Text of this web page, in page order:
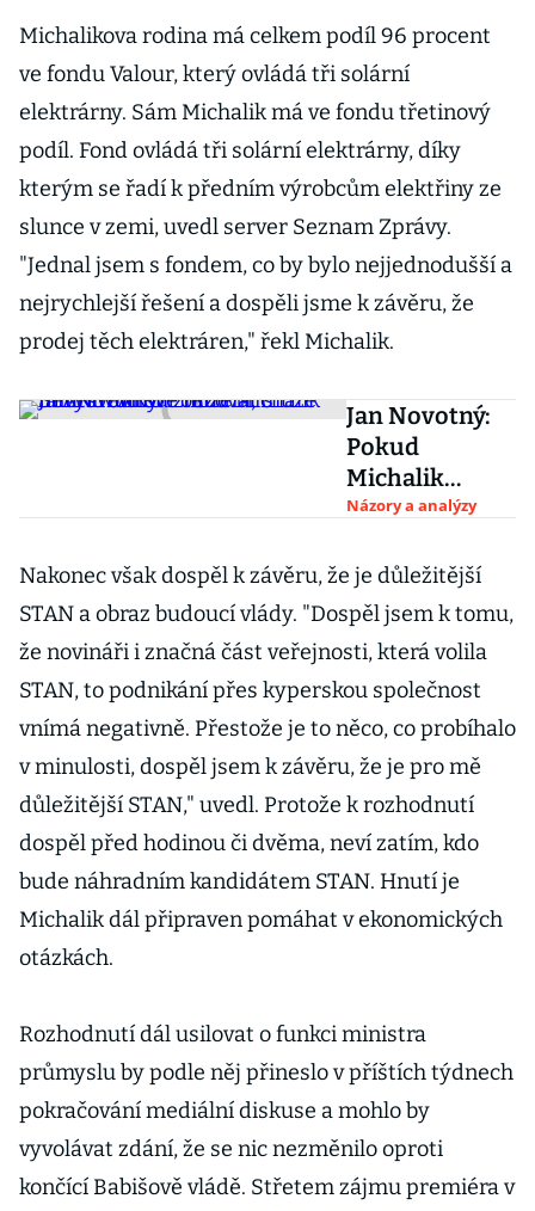
Michalikova rodina má celkem podíl 96 procent
ve fondu Valour, který ovládá tři solární
elektrárny. Sám Michalik má ve fondu třetinový
podíl. Fond ovládá tři solární elektrárny, díky
kterým se řadí k předním výrobcům elektřiny ze
slunce v zemi, uvedl server Seznam Zprávy.
"Jednal jsem s fondem, co by bylo nejjednodušší a
nejrychlejší řešení a dospěli jsme k závěru, že
prodej těch elektráren," řekl Michalik.
Jan Novotný:
Pokud
Michalik
nevysvětlí své
STAN rovnou
zfúzovat s
hnutím ANO
Názory a analýzy
Nakonec však dospěl k závěru, že je důležitější
STAN a obraz budoucí vlády. "Dospěl jsem k tomu,
že novináři i značná část veřejnosti, která volila
STAN, to podnikání přes kyperskou společnost
vnímá negativně. Přestože je to něco, co probíhalo
v minulosti, dospěl jsem k závěru, že je pro mě
důležitější STAN," uvedl. Protože k rozhodnutí
dospěl před hodinou či dvěma, neví zatím, kdo
bude náhradním kandidátem STAN. Hnutí je
Michalik dál připraven pomáhat v ekonomických
otázkách.
Rozhodnutí dál usilovat o funkci ministra
průmyslu by podle něj přineslo v příštích týdnech
pokračování mediální diskuse a mohlo by
vyvolávat zdání, že se nic nezměnilo oproti
končící Babišově vládě. Střetem zájmu premiéra v